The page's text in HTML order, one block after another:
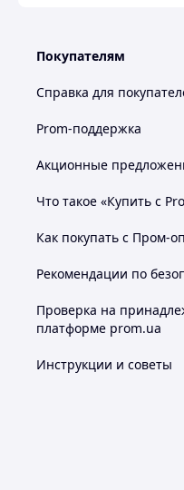
Покупателям
Справка для
Prom-поддержка
Акционные
Что такое «Купить с
Как покупать с Пром-
Рекомендации по
Проверка на
платформе prom.ua
Инструкции и советы